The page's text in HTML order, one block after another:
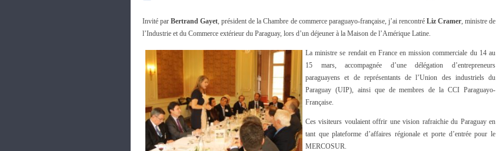
Invité parBertrand Gayet, président de la Chambre de commerce paraguayo-française, j’ai rencontré Liz Cramer, ministre de
l’Industrie et du Commerce extérieur du Paraguay, lors d’un déjeuner à la Maison de l’Amérique Latine.
La ministre se rendait en France en mission commerciale du 14 au
15 mars, accompagnée d’une délégation d’entrepreneurs
paraguayens et de représentants de l’Union des industriels du
Paraguay (UIP), ainsi que de membres de la CCI Paraguayo-
Française.
Ces visiteurs voulaient offrir une vision rafraichie du Paraguay en
tant que plateforme d’affaires régionale et porte d’entrée pour le
MERCOSUR.